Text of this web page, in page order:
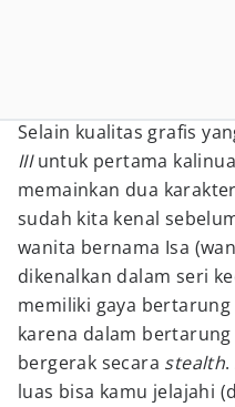
Selain kualitas grafis
IIIuntuk pertama
memainkan dua
sudah kita kenal
wanita bernama Isa
dikenalkan dalam seri
memiliki gaya
karena dalam
bergerak secara stealth
luas bisa kamu jelajahi